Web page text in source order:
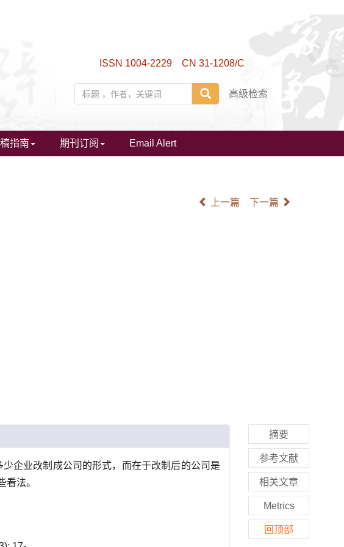
ISSN 1004-2229 CN 31-1208/C
高级检索
指南 期刊订阅 Email Alert
上一篇 下一篇
企业改制成公司的形式，而在于改制后的公司是
法。
摘要
参考文献
相关文章
Metrics
回顶部